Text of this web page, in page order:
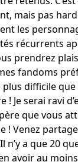
mais pas
les
récurrents
prendrez
fandoms
difficile que
Je serai ravi
que vous
! Venez
n’y a que 20
avoir au